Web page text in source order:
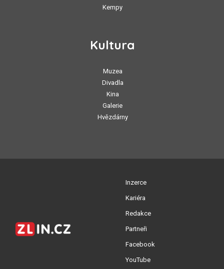
Kempy
Kultura
Muzea
Divadla
Kina
Galerie
Hvězdárny
Inzerce
Kariéra
Redakce
Partneři
Facebook
YouTube